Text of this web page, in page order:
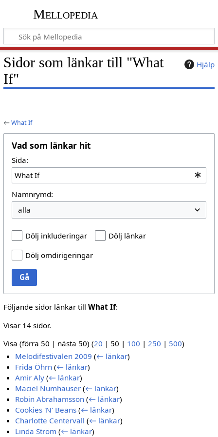
Mellopedia
Hjälp
Sidor som länkar till "What
If"
←What If
Vad som länkar hit
Sida:
Namnrymd:
Dölj inkluderingar
Dölj länkar
Dölj omdirigeringar
Gå
Följande sidor länkar till What If:
Visar 14 sidor.
Visa (förra 50 | nästa 50) (20 | 50 | 100 | 250 | 500)
Melodifestivalen 2009 (← länkar)
Frida Öhrn (← länkar)
Amir Aly (← länkar)
Maciel Numhauser (← länkar)
Robin Abrahamsson (← länkar)
Cookies 'N' Beans (← länkar)
Charlotte Centervall (← länkar)
Linda Ström (← länkar)